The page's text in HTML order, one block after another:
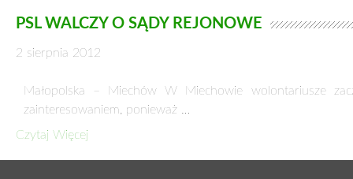
PSL WALCZY O SĄDY REJONOWE
2 sierpnia 2012
Małopolska – Miechów W Miechowie wolontariusze
zainteresowaniem, ponieważ …
Czytaj Więcej